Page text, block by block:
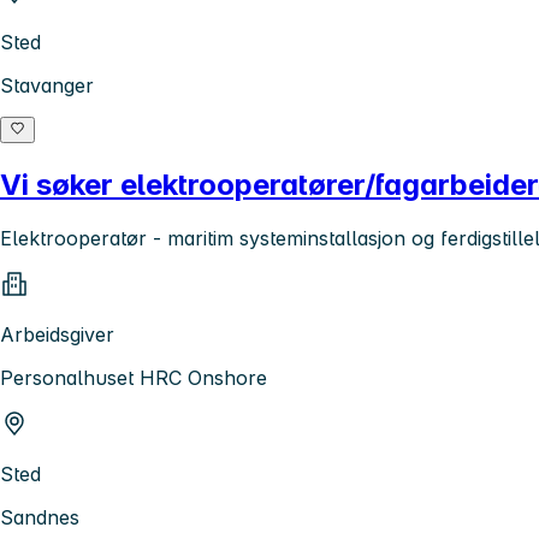
Sted
Stavanger
Vi søker elektrooperatører/
Elektrooperatør - maritim systeminstallasjon og
Arbeidsgiver
Personalhuset HRC Onshore
Sted
Sandnes